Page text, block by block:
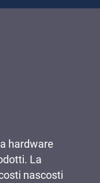
hardware
La
nascosti